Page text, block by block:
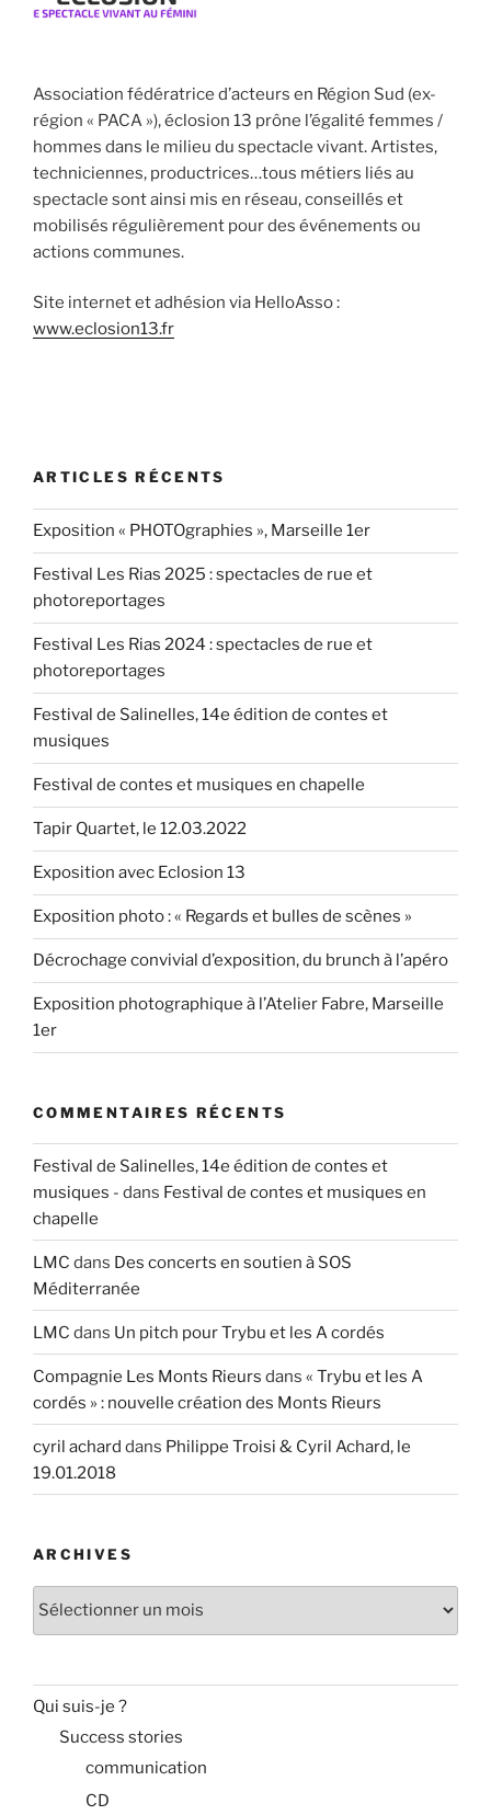
Association fédératrice d’acteurs en Région Sud (ex-
région « PACA »), éclosion 13 prône l’égalité femmes /
hommes dans le milieu du spectacle vivant. Artistes,
techniciennes, productrices…tous métiers liés au
spectacle sont ainsi mis en réseau, conseillés et
mobilisés régulièrement pour des événements ou
actions communes.
Site internet et adhésion via HelloAsso :
www.eclosion13.fr
ARTICLES RÉCENTS
Exposition « PHOTOgraphies », Marseille 1er
Festival Les Rias 2025 : spectacles de rue et
photoreportages
Festival Les Rias 2024 : spectacles de rue et
photoreportages
Festival de Salinelles, 14e édition de contes et
musiques
Festival de contes et musiques en chapelle
Tapir Quartet, le 12.03.2022
Exposition avec Eclosion 13
Exposition photo : « Regards et bulles de scènes »
Décrochage convivial d’exposition, du brunch à l’apéro
Exposition photographique à l’Atelier Fabre, Marseille
1er
COMMENTAIRES RÉCENTS
Festival de Salinelles, 14e édition de contes et
musiques - dans Festival de contes et musiques en
chapelle
LMC dans Des concerts en soutien à SOS
Méditerranée
LMC dans Un pitch pour Trybu et les A cordés
Compagnie Les Monts Rieurs dans « Trybu et les A
cordés » : nouvelle création des Monts Rieurs
cyril achard dans Philippe Troisi & Cyril Achard, le
19.01.2018
ARCHIVES
Qui suis-je ?
Success stories
communication
CD